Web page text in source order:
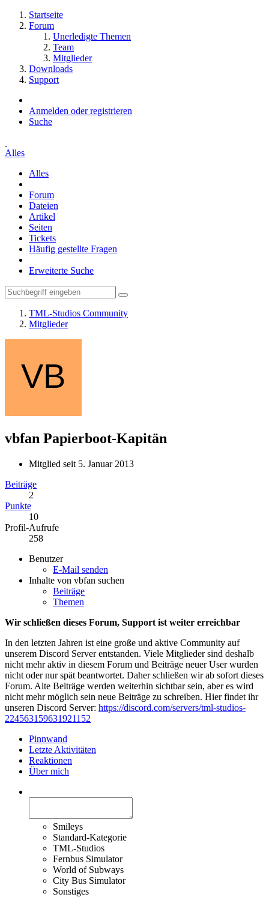
Startseite
Forum
Unerledigte Themen
Team
Mitglieder
Downloads
Support
Anmelden oder registrieren
Suche
Alles
Alles
Forum
Dateien
Artikel
Seiten
Tickets
Häufig gestellte Fragen
Erweiterte Suche
TML-Studios Community
Mitglieder
vbfan Papierboot-Kapitän
Mitglied seit 5. Januar 2013
Beiträge
2
Punkte
10
Profil-Aufrufe
258
Benutzer
E-Mail senden
Inhalte von vbfan suchen
Beiträge
Themen
Wir schließen dieses Forum, Support ist weiter erreichbar
In den letzten Jahren ist eine große und aktive Community auf
unserem Discord Server entstanden. Viele Mitglieder sind deshalb
nicht mehr aktiv in diesem Forum und Beiträge neuer User wurden
nicht oder nur spät beantwortet. Daher schließen wir ab sofort dieses
Forum. Alte Beiträge werden weiterhin sichtbar sein, aber es wird
nicht mehr möglich sein neue Beiträge zu schreiben. Hier findet ihr
unseren Discord Server: https://discord.com/servers/tml-studios-
224563159631921152
Pinnwand
Letzte Aktivitäten
Reaktionen
Über mich
Smileys
Standard-Kategorie
TML-Studios
Fernbus Simulator
World of Subways
City Bus Simulator
Sonstiges